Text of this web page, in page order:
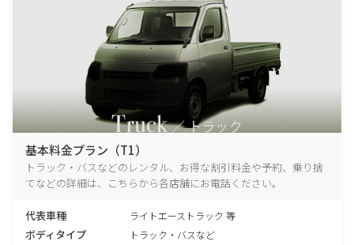
基本料金プラン（T1）
トラック・バスなどのレンタル、お得な割引料金や予約、乗り捨
てなどの詳細は、こちらから各店舗にお電話ください。
代表車種 ライトエーストラック 等
ボディタイプ トラック・バスなど